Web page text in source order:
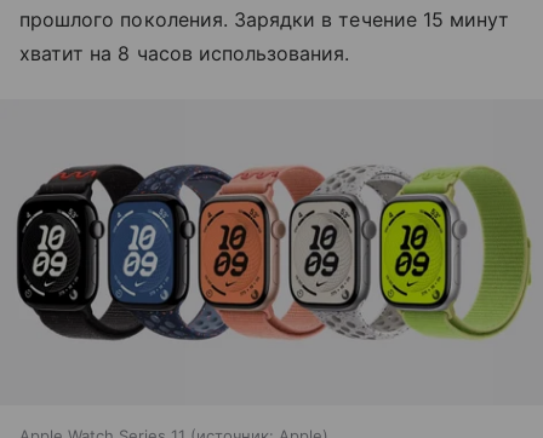
прошлого поколения. Зарядки в течение 15 минут
хватит на 8 часов использования.